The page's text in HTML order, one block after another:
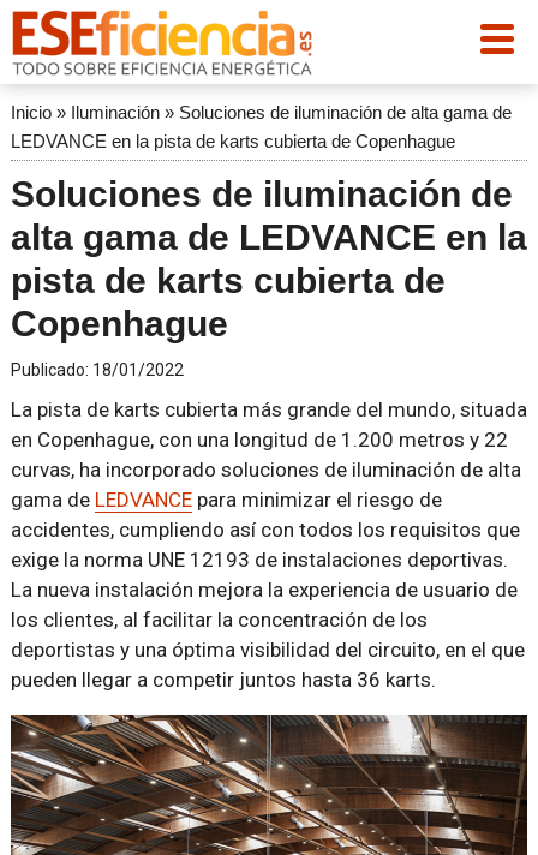
Inicio» Iluminación» Soluciones de iluminación de alta gama de
LEDVANCE en la pista de karts cubierta de Copenhague
Soluciones de iluminación de
alta gama de LEDVANCE en la
pista de karts cubierta de
Copenhague
Publicado: 18/01/2022
La pista de karts cubierta más grande del mundo, situada
en Copenhague, con una longitud de 1.200 metros y 22
curvas, ha incorporado soluciones de iluminación de alta
gama de LEDVANCEpara minimizar el riesgo de
accidentes, cumpliendo así con todos los requisitos que
exige la norma UNE 12193 de instalaciones deportivas.
La nueva instalación mejora la experiencia de usuario de
los clientes, al facilitar la concentración de los
deportistas y una óptima visibilidad del circuito, en el que
pueden llegar a competir juntos hasta 36 karts.